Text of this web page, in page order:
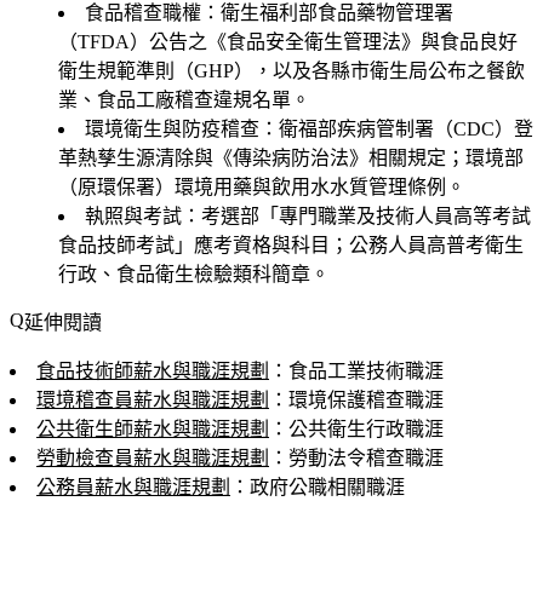
食品稽查職權 ：衛生福利部食品藥物管理署
（TFDA）公告之《食品安全衛生管理法》與食品良好
衛生規範準則（GHP），以及各縣市衛生局公布之餐飲
業、食品工廠稽查違規名單。
環境衛生與防疫稽查 ：衛福部疾病管制署（CDC）登
革熱孳生源清除與《傳染病防治法》相關規定；環境部
（原環保署）環境用藥與飲用水水質管理條例。
執照與考試 ：考選部「專門職業及技術人員高等考試
食品技師考試」應考資格與科目；公務人員高普考衛生
行政、食品衛生檢驗類科簡章。
延伸閱讀
食品技術師薪水與職涯規劃 ：食品工業技術職涯
環境稽查員薪水與職涯規劃 ：環境保護稽查職涯
公共衛生師薪水與職涯規劃 ：公共衛生行政職涯
勞動檢查員薪水與職涯規劃 ：勞動法令稽查職涯
公務員薪水與職涯規劃 ：政府公職相關職涯